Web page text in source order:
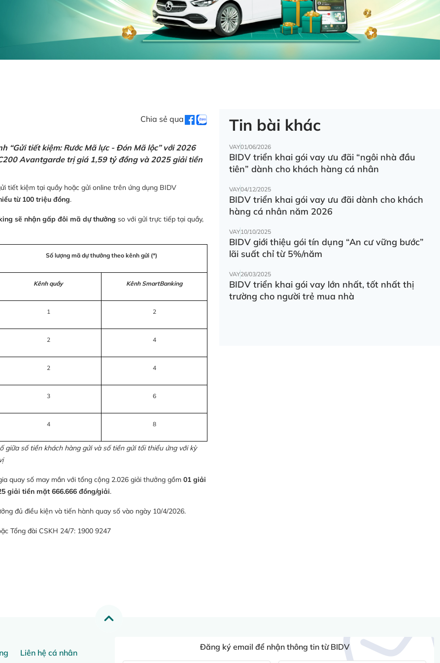
Chia sẻ qua
“Gửi tiết kiệm: Rước Mã lực - Đón Mã lộc” với 2026
Avantgarde trị giá 1,59 tỷ đồng và 2025 giải tiền
tiết kiệm tại quầy hoặc gửi online trên ứng dụng BIDV
từ 100 triệu đồng.
sẽ nhận gấp đôi mã dự thưởng so với gửi trực tiếp tại quầy,
Số lượng mã dự thưởng theo kênh gửi (*)
Kênh quầy Kênh SmartBanking
1 2
2 4
2 4
3 6
4 8
giữa số tiền khách hàng gửi và số tiền gửi tối thiểu ứng với kỳ
quay số may mắn với tổng cộng 2.026 giải thưởng gồm 01 giải
giải tiền mặt 666.666 đồng/giải.
đủ điều kiện và tiến hành quay số vào ngày 10/4/2026.
Tổng đài CSKH 24/7: 1900 9247
Tin bài khác
VAY01/06/2026
BIDV triển khai gói vay ưu đãi “ngôi nhà đầu
tiên” dành cho khách hàng cá nhân
VAY04/12/2025
BIDV triển khai gói vay ưu đãi dành cho khách
hàng cá nhân năm 2026
VAY10/10/2025
BIDV giới thiệu gói tín dụng “An cư vững bước”
lãi suất chỉ từ 5%/năm
VAY26/03/2025
BIDV triển khai gói vay lớn nhất, tốt nhất thị
trường cho người trẻ mua nhà
Liên hệ cá nhân
Đăng ký email để nhận thông tin từ BIDV